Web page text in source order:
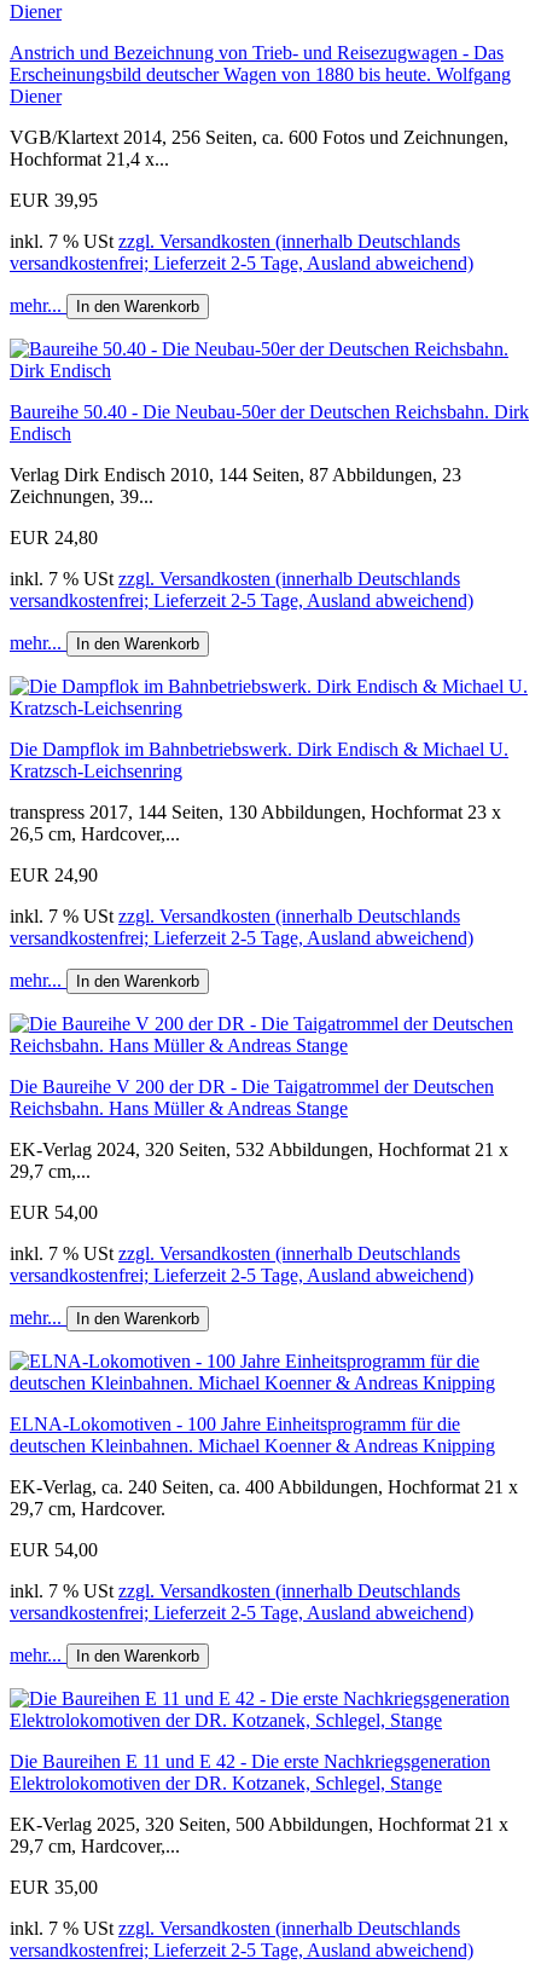
Anstrich und Bezeichnung von Trieb- und Reisezugwagen - Das
Erscheinungsbild deutscher Wagen von 1880 bis heute. Wolfgang
Diener
VGB/Klartext 2014, 256 Seiten, ca. 600 Fotos und Zeichnungen,
Hochformat 21,4 x...
EUR 39,95
inkl. 7 % USt zzgl. Versandkosten (innerhalb Deutschlands
versandkostenfrei; Lieferzeit 2-5 Tage, Ausland abweichend)
mehr... In den Warenkorb
Baureihe 50.40 - Die Neubau-50er der Deutschen Reichsbahn. Dirk
Endisch
Verlag Dirk Endisch 2010, 144 Seiten, 87 Abbildungen, 23
Zeichnungen, 39...
EUR 24,80
inkl. 7 % USt zzgl. Versandkosten (innerhalb Deutschlands
versandkostenfrei; Lieferzeit 2-5 Tage, Ausland abweichend)
mehr... In den Warenkorb
Die Dampflok im Bahnbetriebswerk. Dirk Endisch & Michael U.
Kratzsch-Leichsenring
transpress 2017, 144 Seiten, 130 Abbildungen, Hochformat 23 x
26,5 cm, Hardcover,...
EUR 24,90
inkl. 7 % USt zzgl. Versandkosten (innerhalb Deutschlands
versandkostenfrei; Lieferzeit 2-5 Tage, Ausland abweichend)
mehr... In den Warenkorb
Die Baureihe V 200 der DR - Die Taigatrommel der Deutschen
Reichsbahn. Hans Müller & Andreas Stange
EK-Verlag 2024, 320 Seiten, 532 Abbildungen, Hochformat 21 x
29,7 cm,...
EUR 54,00
inkl. 7 % USt zzgl. Versandkosten (innerhalb Deutschlands
versandkostenfrei; Lieferzeit 2-5 Tage, Ausland abweichend)
mehr... In den Warenkorb
ELNA-Lokomotiven - 100 Jahre Einheitsprogramm für die
deutschen Kleinbahnen. Michael Koenner & Andreas Knipping
EK-Verlag, ca. 240 Seiten, ca. 400 Abbildungen, Hochformat 21 x
29,7 cm, Hardcover.
EUR 54,00
inkl. 7 % USt zzgl. Versandkosten (innerhalb Deutschlands
versandkostenfrei; Lieferzeit 2-5 Tage, Ausland abweichend)
mehr... In den Warenkorb
Die Baureihen E 11 und E 42 - Die erste Nachkriegsgeneration
Elektrolokomotiven der DR. Kotzanek, Schlegel, Stange
EK-Verlag 2025, 320 Seiten, 500 Abbildungen, Hochformat 21 x
29,7 cm, Hardcover,...
EUR 35,00
inkl. 7 % USt zzgl. Versandkosten (innerhalb Deutschlands
versandkostenfrei; Lieferzeit 2-5 Tage, Ausland abweichend)